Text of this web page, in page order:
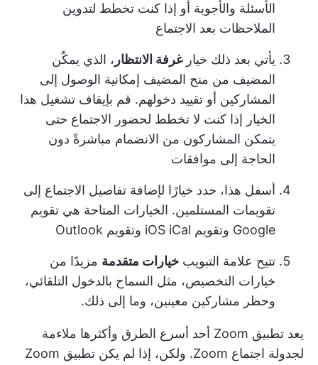
الأسئلة والأجوبة أو إذا كنت تخطط لتدوين
الملاحظات بعد الاجتماع
يأتي بعد ذلك خيارغرفة الانتظار ، الذي يمكّن
المضيف من منح المضيف إمكانية الوصول إلى
المشاركين أو تقييد دخولهم. قم بإيقاف تشغيل هذا
الخيار إذا كنت لا تخطط لحضور الاجتماع حتى
يتمكن المشاركون من الانضمام مباشرةً دون
الحاجة إلى موافقات
أسفل هذا، حدد خيارًا لإضافة تفاصيل الاجتماع إلى
تقويمات المستلمين. الخيارات المتاحة هي تقويم
Google وتقويم iOS iCal وتقويم Outlook
تتيح علامة التبويب خيارات متقدمة مزيدًا من
خيارات التخصيص، مثل السماح بالدخول التلقائي،
وحظر مشاركين معينين، وما إلى ذلك.
يعد تطبيق Zoom أحد أسرع الطرق وأكثرها ملاءمة
لجدولة اجتماع Zoom. ولكن، إذا لم يكن تطبيق Zoom